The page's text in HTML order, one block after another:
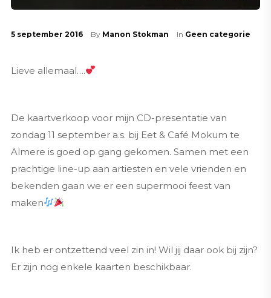
5 september 2016 By Manon Stokman In Geen categorie
Lieve allemaal….
De kaartverkoop voor mijn CD-presentatie van
zondag 11 september a.s. bij Eet & Café Mokum te
Almere is goed op gang gekomen. Samen met een
prachtige line-up aan artiesten en vele vrienden en
bekenden gaan we er een supermooi feest van
maken
Ik heb er ontzettend veel zin in! Wil jij daar ook bij zijn?
Er zijn nog enkele kaarten beschikbaar.